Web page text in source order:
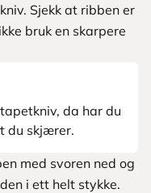
Sjekk at ribben er
bruk en skarpere
da har du
du skjærer.
med svoren ned og
i ett helt stykke.